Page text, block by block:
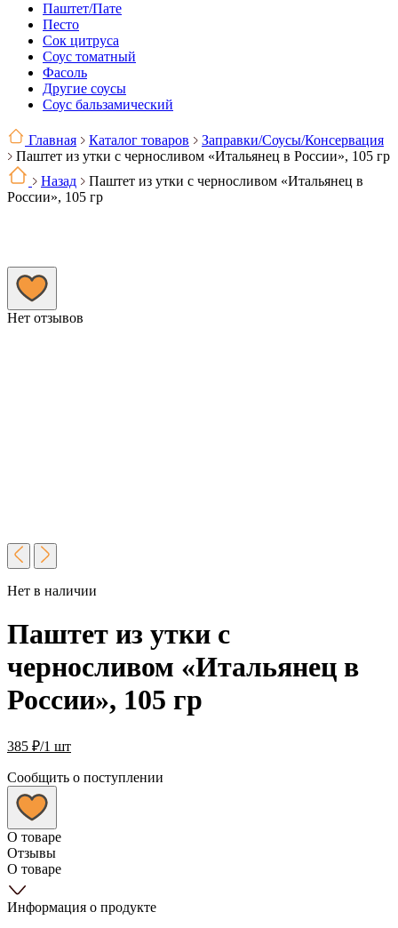
Паштет/Пате
Песто
Сок цитруса
Соус томатный
Фасоль
Другие соусы
Соус бальзамический
Главная Каталог товаров
Заправки/Соусы/Консервация
Паштет из утки с черносливом «Итальянец в России», 105 гр
Назад
Паштет из утки с черносливом «Итальянец в
России», 105 гр
Нет отзывов
Нет в наличии
Паштет из утки с
черносливом «Итальянец в
России», 105 гр
385 ₽/1 шт
Сообщить о поступлении
О товаре
Отзывы
О товаре
Информация о продукте